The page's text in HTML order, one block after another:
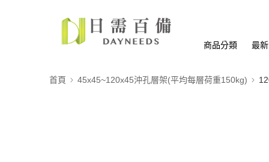
商品分類 最
首頁 45x45~120x45沖孔層架(平均每層荷重150kg)